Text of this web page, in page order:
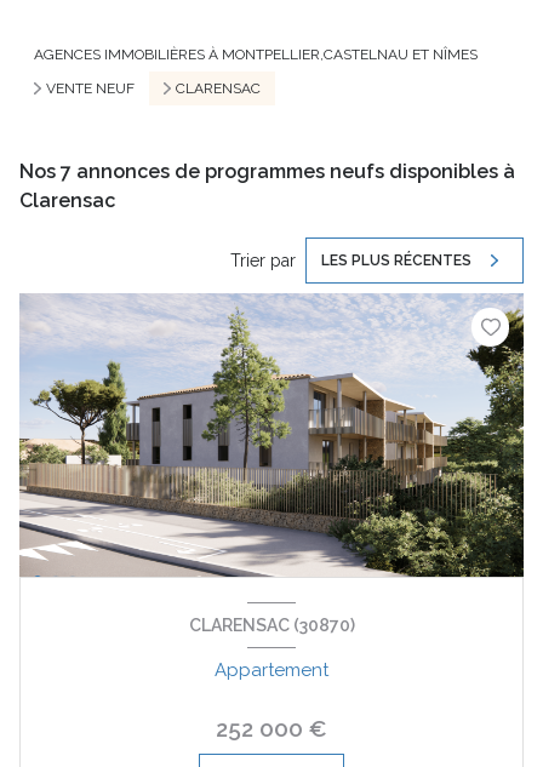
AGENCES IMMOBILIÈRES À MONTPELLIER,CASTELNAU ET NÎMES
VENTE NEUF
CLARENSAC
Nos 7 annonces de programmes neufs disponibles à
Clarensac
Trier par LES PLUS RÉCENTES
CLARENSAC (30870)
Appartement
252 000 €